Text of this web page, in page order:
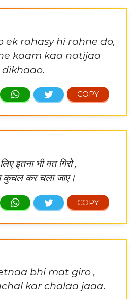
ek rahasy hi rahne do,
kaam kaa natijaa
dikhaao.
इतना भी मत गिरो ,
कुचल कर चला जाए।
bhi mat giro ,
kar chalaa jaaa.